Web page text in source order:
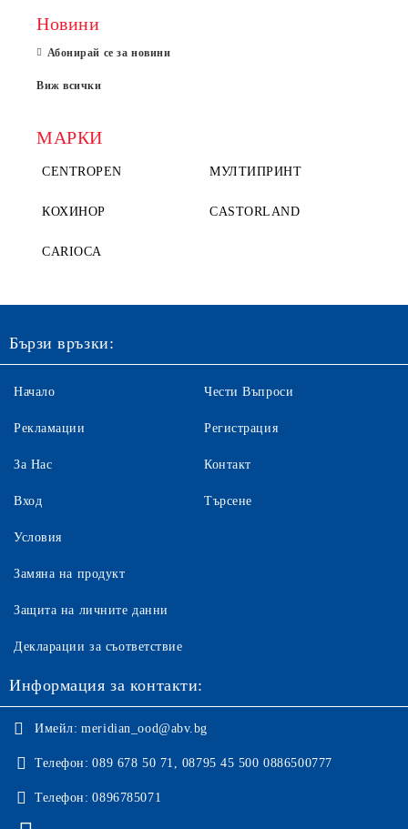
Новини
Абонирай се за новини
Виж всички
МАРКИ
CENTROPEN МУЛТИПРИНТ
КОХИНОР CASTORLAND
CARIOCA
Бързи връзки:
Начало
Рекламации
За Нас
Вход
Чести Въпроси
Регистрация
Контакт
Търсене
Условия
Замяна на продукт
Защита на личните данни
Декларации за съответствие
Информация за контакти:
Имейл: meridian_ood@abv.bg
Телефон: 089 678 50 71, 08795 45 500 0886500777
Телефон: 0896785071